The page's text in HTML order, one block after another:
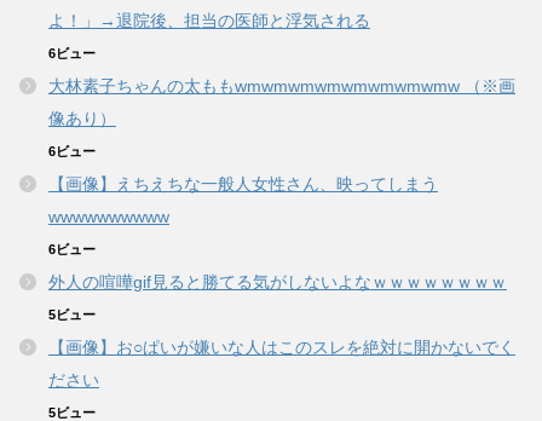
よ！」→退院後、担当の医師と浮気される
6ビュー
大林素子ちゃんの太ももwmwmwmwmwmwmwmwmw （※画
像あり）
6ビュー
【画像】えちえちな一般人女性さん、映ってしまう
wwwwwwwwww
6ビュー
外人の喧嘩gif見ると勝てる気がしないよなｗｗｗｗｗｗｗｗ
5ビュー
【画像】お○ぱいが嫌いな人はこのスレを絶対に開かないでく
ださい
5ビュー